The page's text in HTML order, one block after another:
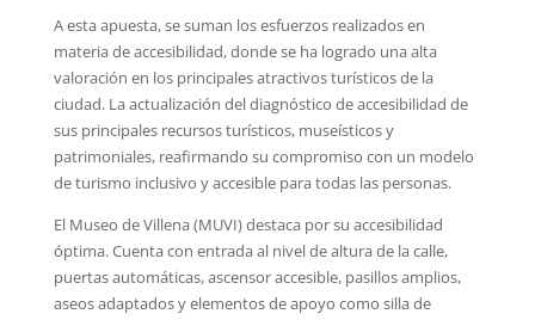
A esta apuesta, se suman los esfuerzos realizados en
materia de accesibilidad, donde se ha logrado una alta
valoración en los principales atractivos turísticos de la
ciudad. La actualización del diagnóstico de accesibilidad de
sus principales recursos turísticos, museísticos y
patrimoniales, reafirmando su compromiso con un modelo
de turismo inclusivo y accesible para todas las personas.
El Museo de Villena (MUVI) destaca por su accesibilidad
óptima. Cuenta con entrada al nivel de altura de la calle,
puertas automáticas, ascensor accesible, pasillos amplios,
aseos adaptados y elementos de apoyo como silla de